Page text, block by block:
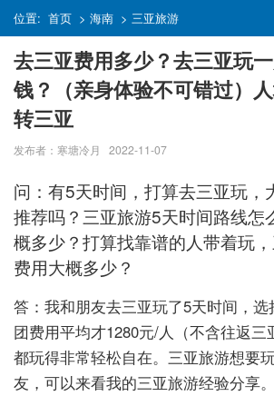
位置: 首页 > 海南 > 三亚旅游
去三亚费用多少？去三亚玩
钱？（亲身体验不可错过）
转三亚
发布者：寒塘冷月 2022-11-07
问：有5天时间，打算去三亚玩，
推荐吗？三亚旅游5天时间路线怎
概多少？打算找靠谱的人带着玩
费用大概多少？
答：我和朋友去三亚玩了5天时间，
团费用平均才1280元/人（不含往返三
都玩得非常轻松自在。三亚旅游想要
友，可以来看我的三亚旅游经验分享